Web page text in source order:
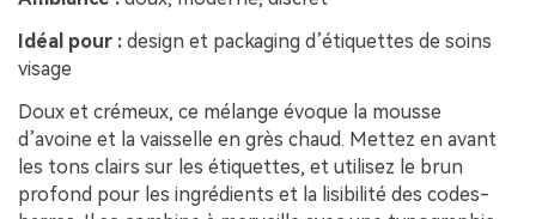
Idéal pour : design et packaging d’étiquettes de soins
visage
Doux et crémeux, ce mélange évoque la mousse
d’avoine et la vaisselle en grès chaud. Mettez en avant
les tons clairs sur les étiquettes, et utilisez le brun
profond pour les ingrédients et la lisibilité des codes-